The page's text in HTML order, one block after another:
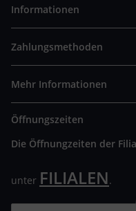
Informationen
Zahlungsmethoden
Mehr Informationen
Öffnungszeiten
Die Öffnungzeiten der
unter FILIALEN.